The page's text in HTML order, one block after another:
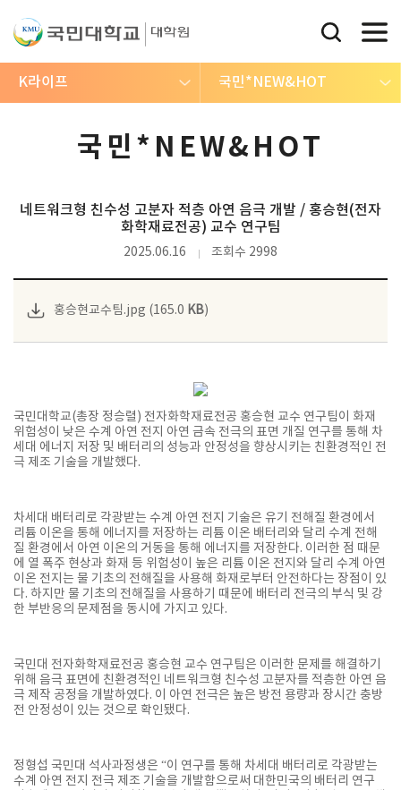
K라이프 국민*NEW&HOT
국민*NEW&HOT
네트워크형 친수성 고분자 적층 아연 음극 개발 / 홍승현(전자
화학재료전공) 교수 연구팀
2025.06.16 조회수 2998
홍승현교수팀.jpg (165.0 KB)
국민대학교(총장 정승렬) 전자화학재료전공 홍승현 교수 연구팀이 화재
위험성이 낮은 수계 아연 전지 아연 금속 전극의 표면 개질 연구를 통해 차
세대 에너지 저장 및 배터리의 성능과 안정성을 향상시키는 친환경적인 전
극 제조 기술을 개발했다.
차세대 배터리로 각광받는 수계 아연 전지 기술은 유기 전해질 환경에서
리튬 이온을 통해 에너지를 저장하는 리튬 이온 배터리와 달리 수계 전해
질 환경에서 아연 이온의 거동을 통해 에너지를 저장한다. 이러한 점 때문
에 열 폭주 현상과 화재 등 위험성이 높은 리튬 이온 전지와 달리 수계 아연
이온 전지는 물 기초의 전해질을 사용해 화재로부터 안전하다는 장점이 있
다. 하지만 물 기초의 전해질을 사용하기 때문에 배터리 전극의 부식 및 강
한 부반응의 문제점을 동시에 가지고 있다.
국민대 전자화학재료전공 홍승현 교수 연구팀은 이러한 문제를 해결하기
위해 음극 표면에 친환경적인 네트워크형 친수성 고분자를 적층한 아연 음
극 제작 공정을 개발하였다. 이 아연 전극은 높은 방전 용량과 장시간 충방
전 안정성이 있는 것으로 확인됐다.
정형섭 국민대 석사과정생은 “이 연구를 통해 차세대 배터리로 각광받는
수계 아연 전지 전극 제조 기술을 개발함으로써 대한민국의 배터리 연구